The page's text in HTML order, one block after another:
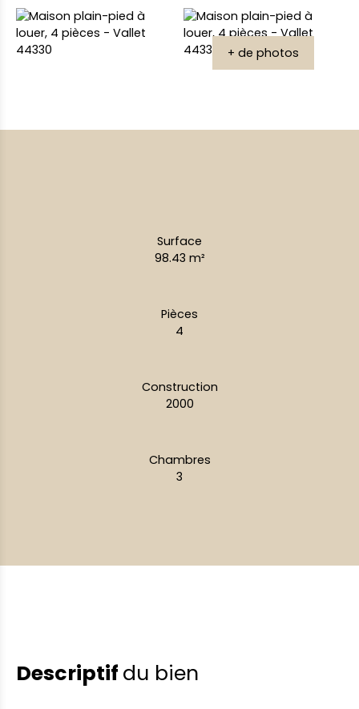
+ de photos
Surface
98.43 m²
Pièces
4
Construction
2000
Chambres
3
Descriptif du bien